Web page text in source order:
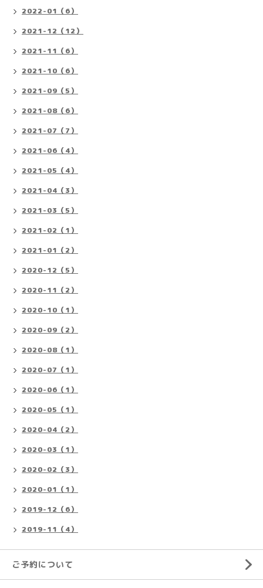
2022-01（6）
2021-12（12）
2021-11（6）
2021-10（6）
2021-09（5）
2021-08（6）
2021-07（7）
2021-06（4）
2021-05（4）
2021-04（3）
2021-03（5）
2021-02（1）
2021-01（2）
2020-12（5）
2020-11（2）
2020-10（1）
2020-09（2）
2020-08（1）
2020-07（1）
2020-06（1）
2020-05（1）
2020-04（2）
2020-03（1）
2020-02（3）
2020-01（1）
2019-12（6）
2019-11（4）
ご予約について